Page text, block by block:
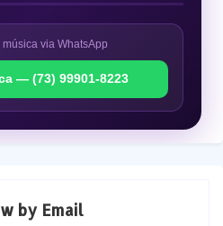
música via WhatsApp
— (73) 99901-8223
by Email